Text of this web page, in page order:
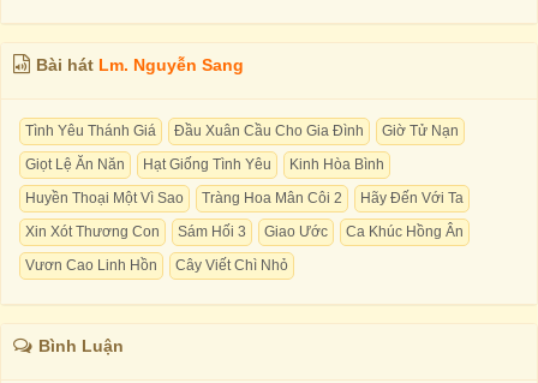
Bài hát Lm. Nguyễn Sang
Tình Yêu Thánh Giá Đầu Xuân Cầu Cho Gia Đình
Giờ Tử Nạn
Giọt Lệ Ăn Năn
Hạt Giống Tình Yêu
Kinh Hòa Bình
Huyền Thoại Một Vì Sao
Tràng Hoa Mân Côi 2
Hãy Đến Với Ta
Xin Xót Thương Con
Sám Hối 3 Giao Ước
Ca Khúc Hồng Ân
Vươn Cao Linh Hồn
Cây Viết Chì Nhỏ
Bình Luận